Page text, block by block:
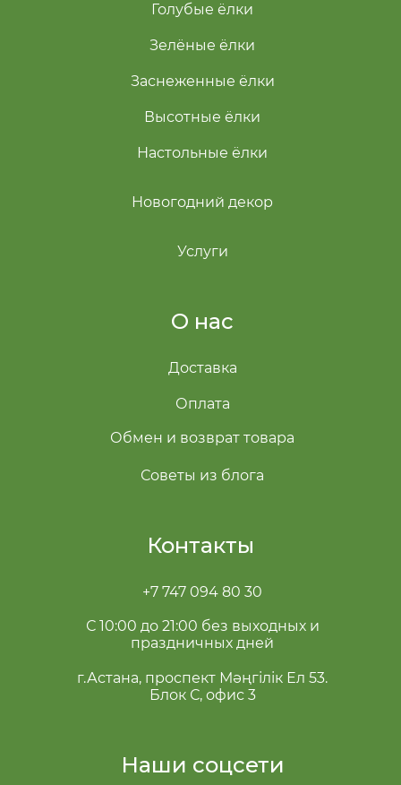
О нас
Контакты
Наши соцсети
Голубые ёлки
Зелёные ёлки
Доставка
Оплата
Обмен и возврат товара
Заснеженные ёлки
+7 747 094 80 30
С 10:00 до 21:00 без выходных и
праздничных дней
Советы из блога
г.Астана, проспект Мәңгілік Ел 53.
Блок С, офис 3
Высотные ёлки
Настольные ёлки
Услуги
Новогодний декор